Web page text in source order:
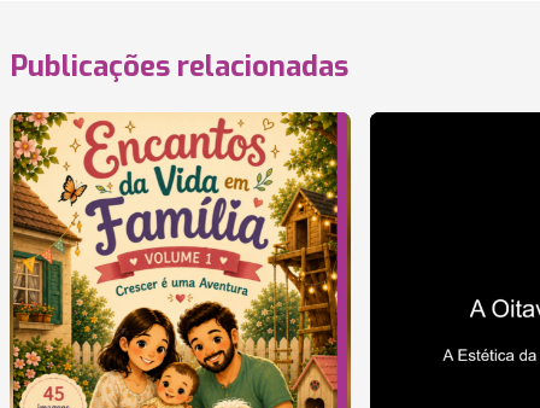
Publicações relacionadas